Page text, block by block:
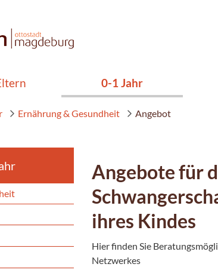
0-1 Jahr
Ernährung & Gesundheit Angebot
Angebote für
ihres Kindes
Hier finden Sie
Netzwerkes